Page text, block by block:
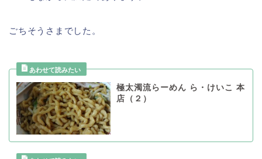
ごちそうさまでした。
極太濁流らーめん ら・けいこ 本
店（２）